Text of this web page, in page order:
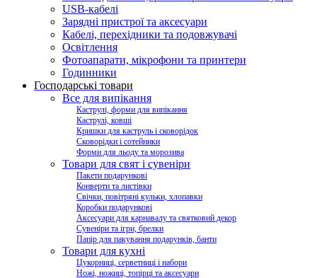
USB-кабелі
Зарядні пристрої та аксесуари
Кабелі, перехідники та подовжувачі
Освітлення
Фотоапарати, мікрофони та принтери
Годинники
Господарські товари
Все для випікання
Каструлі, форми для випікання
Каструлі, ковші
Кришки для каструль і сковорідок
Сковорідки і сотейники
Форми для льоду та морозива
Товари для свят і сувеніри
Пакети подарункові
Конверти та листівки
Свічки, повітряні кульки, хлопавки
Коробки подарункові
Аксесуари для карнавалу та святковий декор
Сувеніри та ігри, брелки
Папір для пакування подарунків, банти
Товари для кухні
Цукорниці, серветниці і набори
Ножі, ножиці, топірці та аксесуари